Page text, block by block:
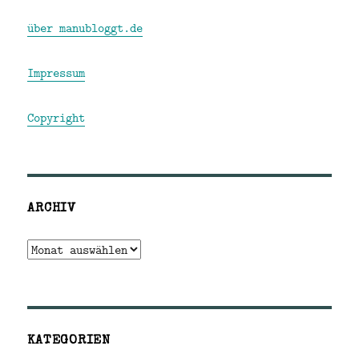
über manubloggt.de
Impressum
Copyright
ARCHIV
Archiv
KATEGORIEN